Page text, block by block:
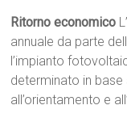
Ritorno economico
annuale da parte
l’impianto
determinato in
all’orientamento e